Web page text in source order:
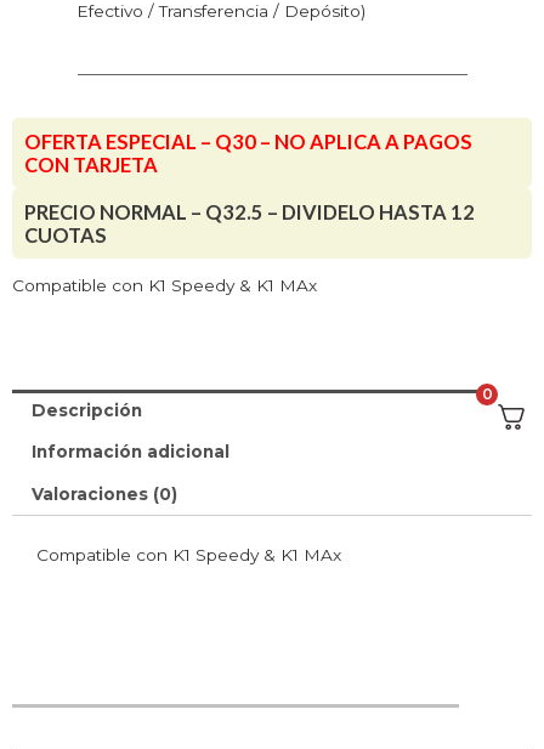
Efectivo / Transferencia / Depósito)
OFERTA ESPECIAL – Q30 – NO APLICA A PAGOS
CON TARJETA
PRECIO NORMAL – Q32.5 – DIVIDELO HASTA 12
CUOTAS
Compatible con K1 Speedy & K1 MAx
Descripción
Información adicional
Valoraciones (0)
Compatible con K1 Speedy & K1 MAx
0